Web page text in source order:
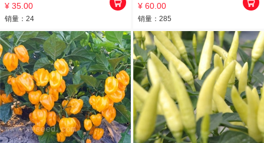
¥ 35.00
销量： 24
¥ 60.00
销量： 285